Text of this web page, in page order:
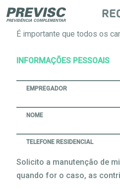
É importante que todos os
INFORMAÇÕES PESSOAIS
EMPREGADOR
NOME
TELEFONE RESIDENCIAL
Solicito a manutenção de
quando for o caso, as